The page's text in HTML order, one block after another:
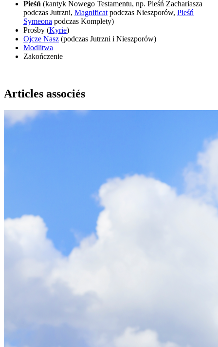
Pieśń (kantyk Nowego Testamentu, np. Pieśń Zachariasza
podczas Jutrzni, Magnificatpodczas Nieszporów, Pieśń
Symeona podczas Komplety)
Prośby (Kyrie)
Ojcze Nasz (podczas Jutrzni i Nieszporów)
Modlitwa
Zakończenie
Articles associés